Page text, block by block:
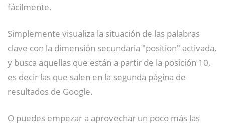
fácilmente.
Simplemente visualiza la situación de las palabras
clave con la dimensión secundaria "position" activada,
y busca aquellas que están a partir de la posición 10,
es decir las que salen en la segunda página de
resultados de Google.
O puedes empezar a aprovechar un poco más las